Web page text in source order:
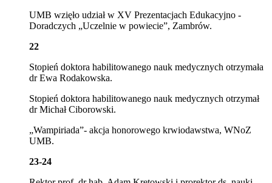
UMB wzięło udział w XV Prezentacjach Edukacyjno -
Doradczych „Uczelnie w powiecie”, Zambrów.
22
Stopień doktora habilitowanego nauk medycznych otrzymała
dr Ewa Rodakowska.
Stopień doktora habilitowanego nauk medycznych otrzymał
dr Michał Ciborowski.
„Wampiriada”- akcja honorowego krwiodawstwa, WNoZ
UMB.
23-24